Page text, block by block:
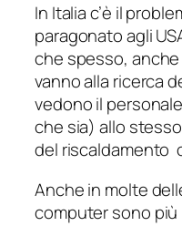
In Italia c’è il
paragonato agli
che spesso,
vanno alla ricerca
vedono il
che sia) allo
del riscaldamento
Anche in molte
computer sono